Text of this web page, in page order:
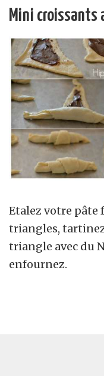
Mini croissants
Etalez votre pâte
triangles,
triangle avec du
enfournez.